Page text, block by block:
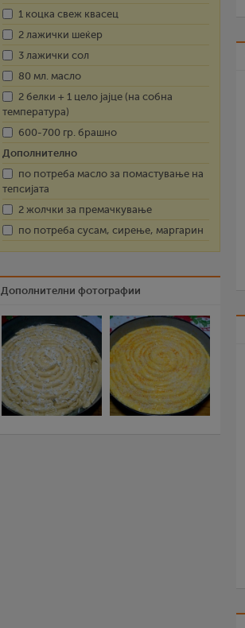
1 коцка свеж квасец
2 лажички шеќер
3 лажички сол
80 мл. масло
2 белки + 1 цело јајце (на собна
температура)
600-700 гр. брашно
Дополнително
по потреба масло за помастување на
тепсијата
2 жолчки за премачкување
по потреба сусам, сирење, маргарин
Дополнителни фотографии